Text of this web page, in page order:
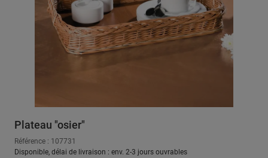
Plateau "osier"
Référence : 107731
Disponible, délai de livraison : env. 2-3 jours ouvrables